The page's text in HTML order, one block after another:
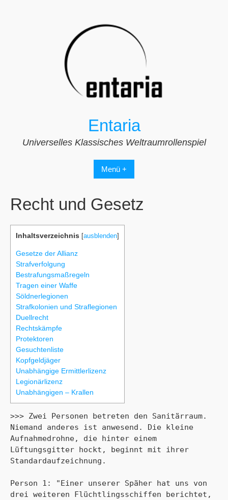
Entaria
Universelles Klassisches Weltraumrollenspiel
Menü +
Recht und Gesetz
Inhaltsverzeichnis [ausblenden]
Gesetze der Allianz
Strafverfolgung
Bestrafungsmaßregeln
Tragen einer Waffe
Söldnerlegionen
Strafkolonien und Straflegionen
Duellrecht
Rechtskämpfe
Protektoren
Gesuchtenliste
Kopfgeldjäger
Unabhängige Ermittlerlizenz
Legionärlizenz
Unabhängigen – Krallen
>>> Zwei Personen betreten den Sanitärraum.
Niemand anderes ist anwesend. Die kleine
Aufnahmedrohne, die hinter einem
Lüftungsgitter hockt, beginnt mit ihrer
Standardaufzeichnung.
Person 1: "Einer unserer Späher hat uns von
drei weiteren Flüchtlingsschiffen berichtet,